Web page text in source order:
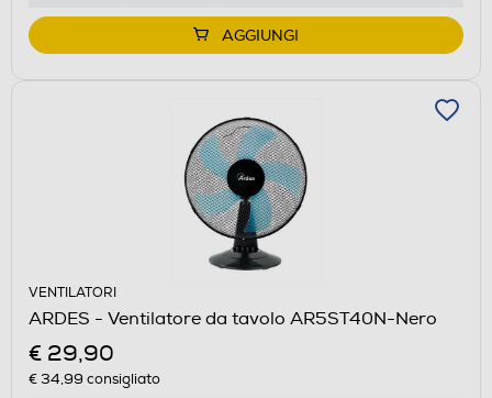
AGGIUNGI
VENTILATORI
ARDES - Ventilatore da tavolo AR5ST40N-Nero
€ 29,90
€ 34,99 consigliato